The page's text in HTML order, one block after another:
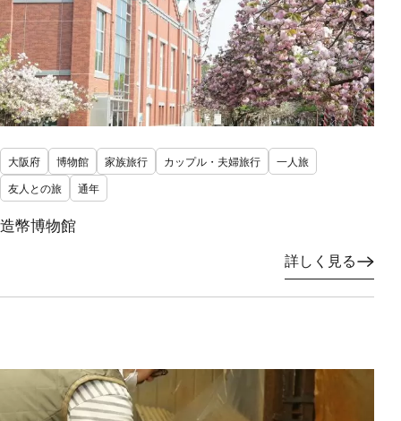
大阪府 博物館 家族旅行 カップル・夫婦旅行
一人旅
友人との旅
通年
造幣博物館
詳しく見る